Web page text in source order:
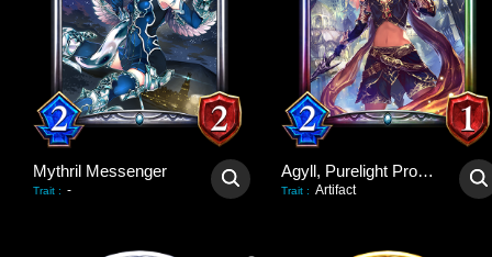
Mythril Messenger
Trait : -
Agyll, Purelight Prototype
Trait : Artifact